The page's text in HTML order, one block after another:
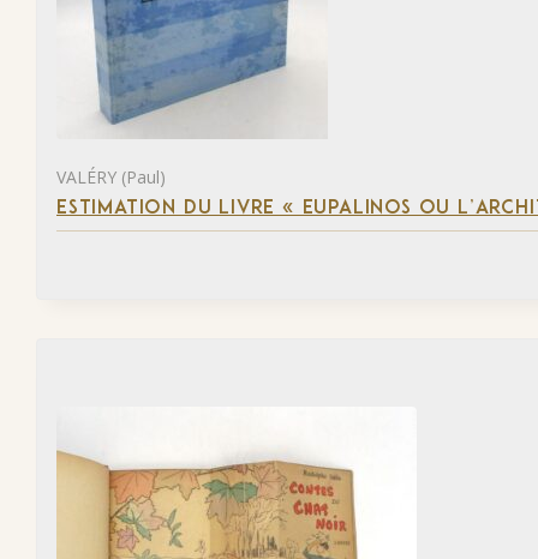
VALÉRY (Paul)
ESTIMATION DU LIVRE « EUPALINOS OU